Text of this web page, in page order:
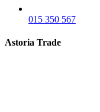
015 350 567
Astoria Trade